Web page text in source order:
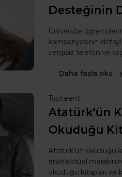
Desteğinin
Üniversite
kampanyasının
vergisiz telefon ve
Daha fazla oku
Toptalent
Atatürk'ün
Okuduğu
Atatürk'ün okuduğu
entelektüel
okuduğu kitapları ve